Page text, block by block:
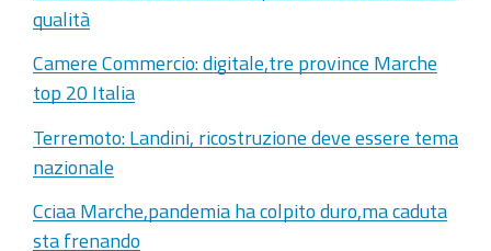
qualità
Camere Commercio: digitale,tre province Marche
top 20 Italia
Terremoto: Landini, ricostruzione deve essere tema
nazionale
Cciaa Marche,pandemia ha colpito duro,ma caduta
sta frenando